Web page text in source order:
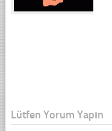
Lütfen Yorum Yapın